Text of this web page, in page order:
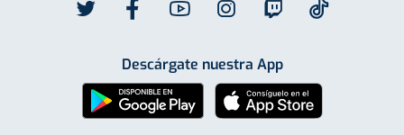
Descárgate nuestra App